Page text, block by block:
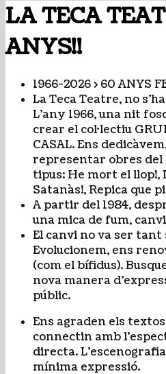
LA TECA
ANYS!!
1966-2026 > 60 ANYS
La Teca Teatre, no
L’any 1966, una nit
crear el col·lectiu
CASAL. Ens
representar obres
tipus: He mort el llop!,
Satanàs!, Repica que
A partir del 1984,
una mica de fum,
El canvi no va ser tant
Evolucionem, ens
(com el bífidus).
nova manera
públic.
Ens agraden els
connectin amb
directa.
mínima expressió.